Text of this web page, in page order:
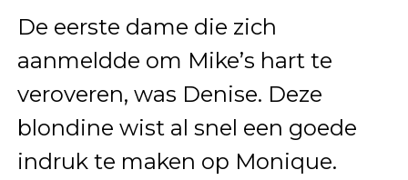
De eerste dame die zich
aanmeldde om Mike’s hart te
veroveren, was Denise. Deze
blondine wist al snel een goede
indruk te maken op Monique.